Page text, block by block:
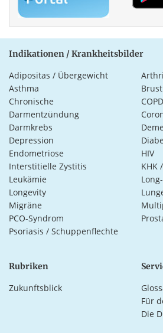
Indikationen / Krankheitsbilder
Adipositas / Übergewicht
Asthma
Chronische
Darmentzündung
COPD
Darmkrebs
Depression
Endometriose
HIV
Interstitielle Zystitis
KHK
Leukämie
Longevity
Migräne
PCO-Syndrom
Psoriasis / Schuppenflechte
Rubriken
Zukunftsblick
Für
Die